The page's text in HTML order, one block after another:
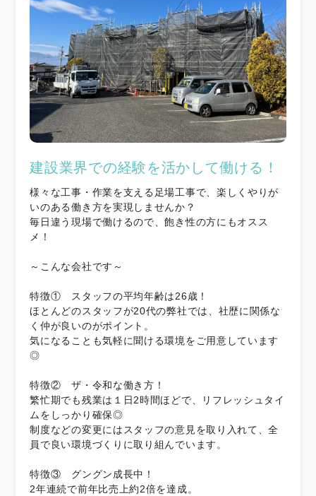
建設業界での経験を活かして働ける！
様々な工事・作業を支える足場工事で、楽しくやりが
いのある働き方を実現しませんか？
毎日違う現場で働けるので、飽き性の方にもオスス
メ！
～こんな会社です～
特徴① スタッフの平均年齢は26歳！
ほとんどのスタッフが20代の弊社では、社歴に関係な
く仲が良いのがポイント。
気になることも気軽に聞ける環境をご用意しています
◎
特徴② ザ・令和な働き方！
繁忙期でも残業は１日2時間ほどで、リフレッシュタイ
ムをしっかり確保◎
制度などの変更にはスタッフの意見を取り入れて、全
員で良い環境づくりに取り組んでいます。
特徴③ グングン成長中！
2年連続で前年比売上約2倍を達成。